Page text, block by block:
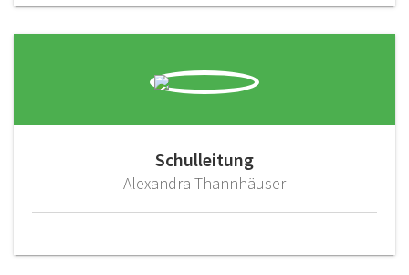
Schulleitung
Alexandra Thannhäuser